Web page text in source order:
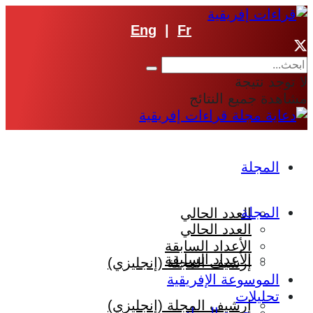
Eng Fr
لا توجد نتيجة
مشاهدة جميع النتائج
المجلة
العدد الحالي
الأعداد السابقة
إرشيف المجلة (إنجليزي)
المجلة
العدد الحالي
الأعداد السابقة
إرشيف المجلة (إنجليزي)
الموسوعة الإفريقية
تحليلات